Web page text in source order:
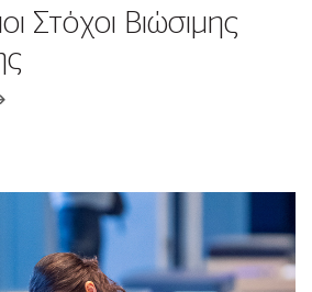
Στόχοι Βιώσιμης